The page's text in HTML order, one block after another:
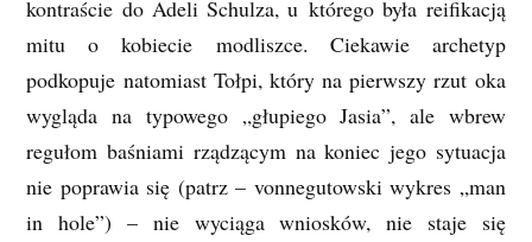
kontraście do Adeli Schulza, u którego była reifikacją
mitu o kobiecie modliszce. Ciekawie archetyp
podkopuje natomiast Tołpi, który na pierwszy rzut oka
wygląda na typowego „głupiego Jasia”, ale wbrew
regułom baśniami rządzącym na koniec jego sytuacja
nie poprawia się (patrz – vonnegutowski wykres „man
in hole”) – nie wyciąga wniosków, nie staje się